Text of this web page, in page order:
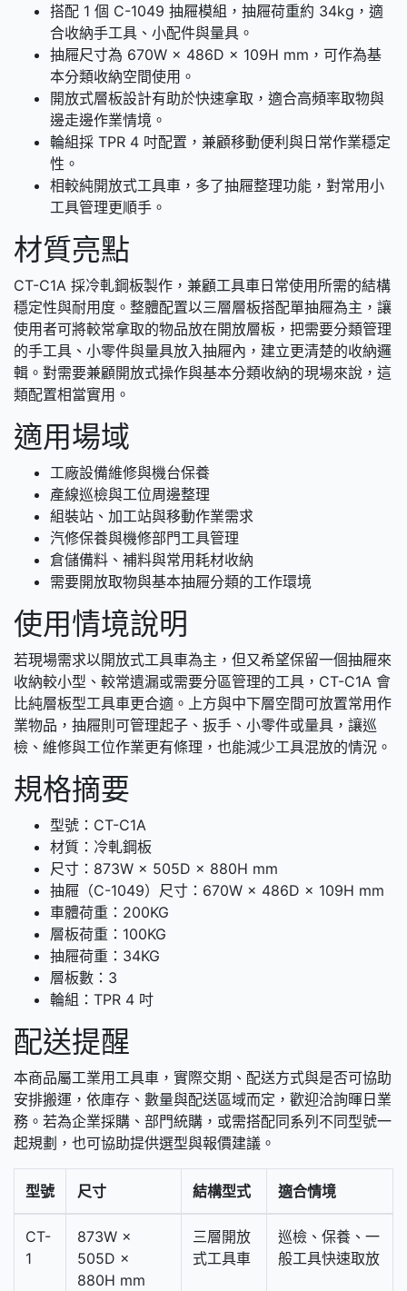
搭配 1 個 C-1049 抽屜模組，抽屜荷重約 34kg，適
合收納手工具、小配件與量具。
抽屜尺寸為 670W × 486D × 109H mm，可作為基
本分類收納空間使用。
開放式層板設計有助於快速拿取，適合高頻率取物與
邊走邊作業情境。
輪組採 TPR 4 吋配置，兼顧移動便利與日常作業穩定
性。
相較純開放式工具車，多了抽屜整理功能，對常用小
工具管理更順手。
材質亮點
CT-C1A 採冷軋鋼板製作，兼顧工具車日常使用所需的結構
穩定性與耐用度。整體配置以三層層板搭配單抽屜為主，讓
使用者可將較常拿取的物品放在開放層板，把需要分類管理
的手工具、小零件與量具放入抽屜內，建立更清楚的收納邏
輯。對需要兼顧開放式操作與基本分類收納的現場來說，這
類配置相當實用。
適用場域
工廠設備維修與機台保養
產線巡檢與工位周邊整理
組裝站、加工站與移動作業需求
汽修保養與機修部門工具管理
倉儲備料、補料與常用耗材收納
需要開放取物與基本抽屜分類的工作環境
使用情境說明
若現場需求以開放式工具車為主，但又希望保留一個抽屜來
收納較小型、較常遺漏或需要分區管理的工具，CT-C1A 會
比純層板型工具車更合適。上方與中下層空間可放置常用作
業物品，抽屜則可管理起子、扳手、小零件或量具，讓巡
檢、維修與工位作業更有條理，也能減少工具混放的情況。
規格摘要
型號：CT-C1A
材質：冷軋鋼板
尺寸：873W × 505D × 880H mm
抽屜（C-1049）尺寸：670W × 486D × 109H mm
車體荷重：200KG
層板荷重：100KG
抽屜荷重：34KG
層板數：3
輪組：TPR 4 吋
配送提醒
本商品屬工業用工具車，實際交期、配送方式與是否可協助
安排搬運，依庫存、數量與配送區域而定，歡迎洽詢暉日業
務。若為企業採購、部門統購，或需搭配同系列不同型號一
起規劃，也可協助提供選型與報價建議。
型號 尺寸 結構型式 適合情境
CT-
1
873W ×
505D ×
880H mm
三層開放
式工具車
巡檢、保養、一
般工具快速取放